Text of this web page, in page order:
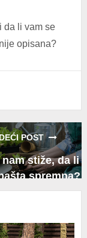
da li vam se
opisana?
POST
stiže, da li
spremna?